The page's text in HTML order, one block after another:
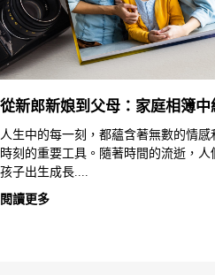
從新郎新娘到父母：家庭相簿
人生中的每一刻，都蘊含著無數的情
時刻的重要工具。隨著時間的流逝，
孩子出生成長....
閱讀更多